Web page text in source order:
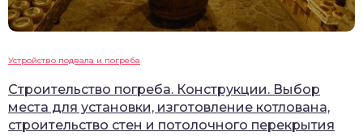
Устройство подвала и погреба
Строительство погреба. Конструкции. Выбор
места для установки, изготовление котлована,
строительство стен и потолочного перекрытия